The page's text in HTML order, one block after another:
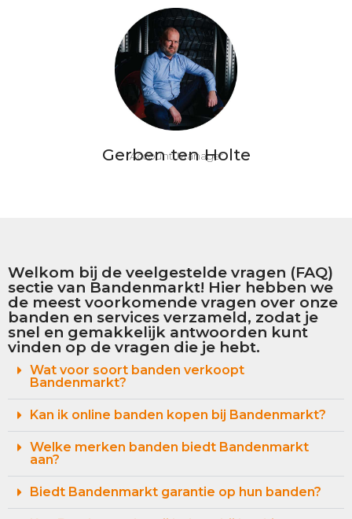
Gerben ten Holte
Account Manager
Welkom bij de veelgestelde vragen (FAQ)
sectie van Bandenmarkt! Hier hebben we
de meest voorkomende vragen over onze
banden en services verzameld, zodat je
snel en gemakkelijk antwoorden kunt
vinden op de vragen die je hebt.
Wat voor soort banden verkoopt
Bandenmarkt?
Kan ik online banden kopen bij Bandenmarkt?
Welke merken banden biedt Bandenmarkt
aan?
Biedt Bandenmarkt garantie op hun banden?